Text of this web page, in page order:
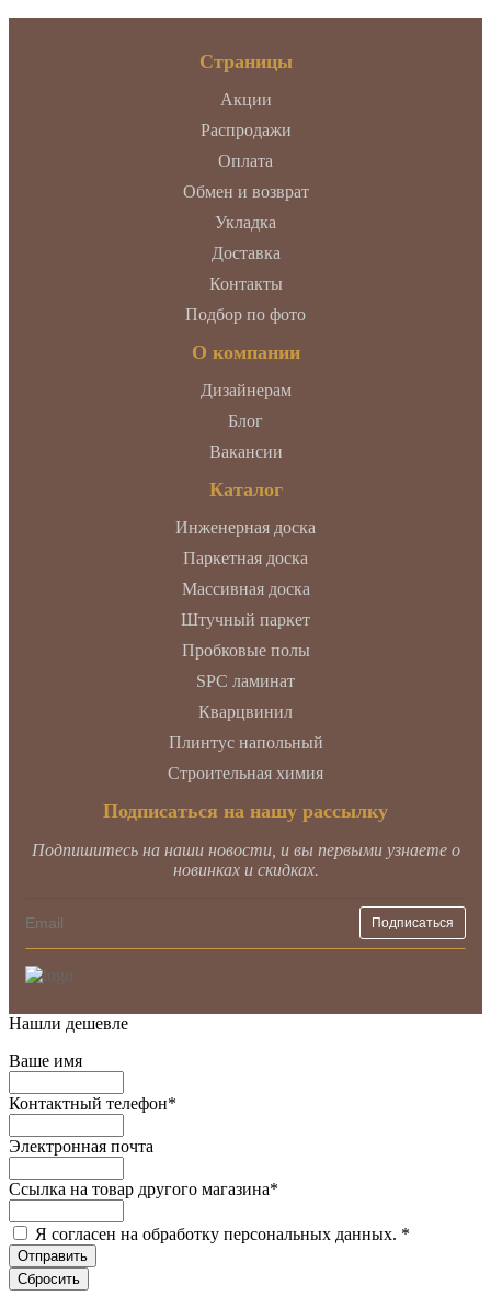
Страницы
Акции
Распродажи
Оплата
Обмен и возврат
Укладка
Доставка
Контакты
Подбор по фото
О компании
Дизайнерам
Блог
Вакансии
Каталог
Инженерная доска
Паркетная доска
Массивная доска
Штучный паркет
Пробковые полы
SPC ламинат
Кварцвинил
Плинтус напольный
Строительная химия
Подписаться на нашу рассылку
Подпишитесь на наши новости, и вы первыми узнаете о
новинках и скидках.
Нашли дешевле
Ваше имя
Контактный телефон*
Электронная почта
Ссылка на товар другого магазина*
Я согласен на обработку персональных данных. *